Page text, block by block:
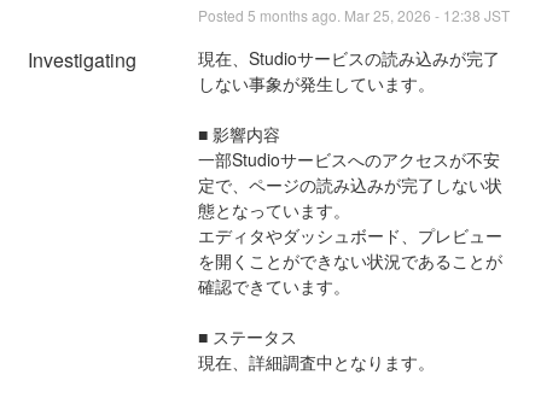
Posted 5 months ago. Mar25 2026 - 12:38 JST
Investigating
現在、Studioサービスの読み込みが完了
しない事象が発生しています。
■ 影響内容
一部Studioサービスへのアクセスが不安
定で、ページの読み込みが完了しない状
態となっています。
エディタやダッシュボード、プレビュー
を開くことができない状況であることが
確認できています。
■ ステータス
現在、詳細調査中となります。